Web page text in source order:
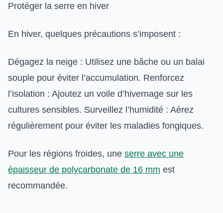
Protéger la serre en hiver
En hiver, quelques précautions s’imposent :
Dégagez la neige : Utilisez une bâche ou un balai
souple pour éviter l’accumulation. Renforcez
l’isolation : Ajoutez un voile d’hivernage sur les
cultures sensibles. Surveillez l’humidité : Aérez
régulièrement pour éviter les maladies fongiques.
Pour les régions froides, une serre avec une
épaisseur de polycarbonate de 16 mm est
recommandée.